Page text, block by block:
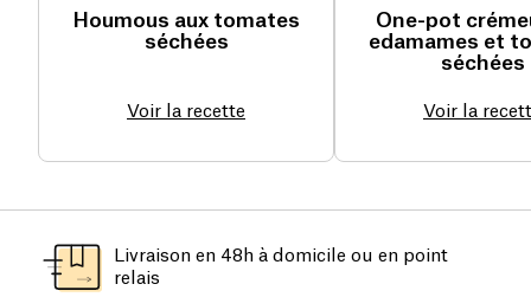
Houmous aux tomates
séchées
Voir la recette
One-pot
edamames et
séchées
Voir la
Livraison en 48h à domicile ou en point
relais